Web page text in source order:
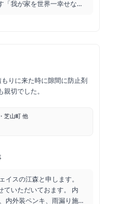
「我が家を世界一幸せな場
りに来た時に隙間に防止剤
親切でした。
芝山町 他
イスの江森と申します。
ていただいておます。 内
内外装ペンキ、雨漏り施